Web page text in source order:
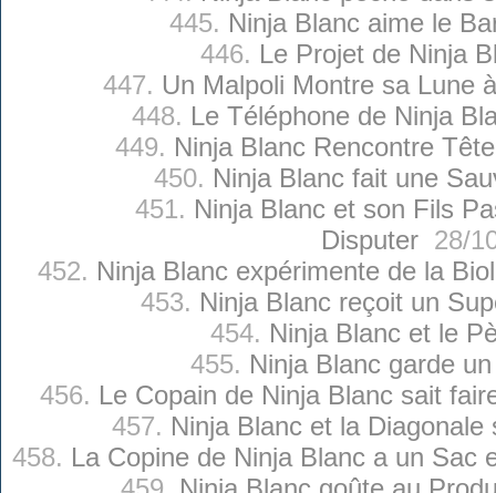
445. Ninja Blanc aime le
446. Le Projet de Ninja
447. Un Malpoli Montre sa Lune
448. Le Téléphone de Ninja
449. Ninja Blanc Rencontre
450. Ninja Blanc fait une
451. Ninja Blanc et son Fils
Disputer 28/
452. Ninja Blanc expérimente de la
453. Ninja Blanc reçoit un
454. Ninja Blanc et le
455. Ninja Blanc garde
456. Le Copain de Ninja Blanc sait
457. Ninja Blanc et la Diagonale
458. La Copine de Ninja Blanc a un Sac